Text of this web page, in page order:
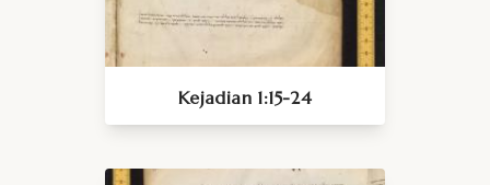
Kejadian 1:15-24